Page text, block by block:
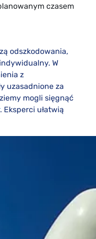
czasem
odszkodowania,
W
z
uzasadnione za
mogli sięgnąć
. Eksperci ułatwią